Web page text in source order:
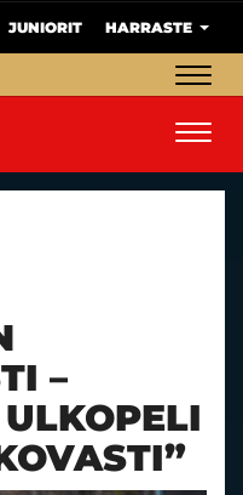
JUNIORIT HARRASTE
–